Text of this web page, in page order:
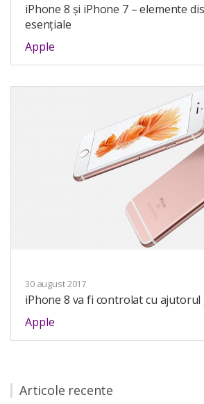
iPhone 8 și iPhone 7 – elemente
esențiale
Apple
30 august 2017
iPhone 8 va fi controlat cu
Apple
Articole recente